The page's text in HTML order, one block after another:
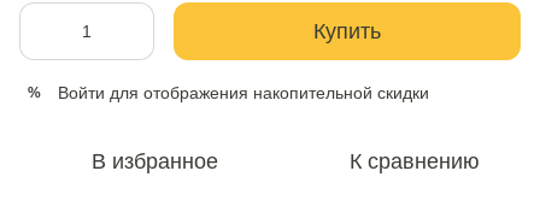
Купить
% Войти для отображения накопительной скидки
В избранное К сравнению